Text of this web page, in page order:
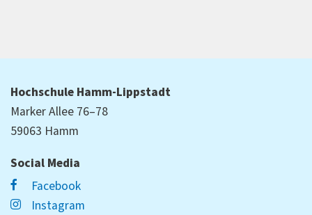
Hochschule Hamm-Lippstadt
Marker Allee 76–78
59063 Hamm
Social Media
Facebook
Instagram